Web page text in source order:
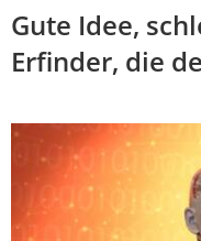
Gute Idee,
Erfinder, die